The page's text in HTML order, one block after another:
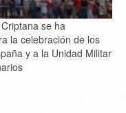
se ha
la celebración de los
y a la Unidad Militar